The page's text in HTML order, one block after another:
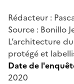
Rédacteur :
Source : Bonillo
L’architecture
protégé et
Date de
2020